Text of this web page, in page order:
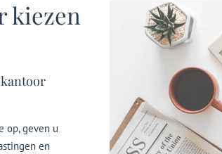
kiezen
op, geven u
en